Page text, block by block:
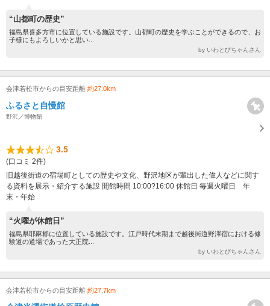
“山都町の歴史”
福島県喜多方市に位置している施設です。山都町の歴史を学ぶことができるので、お
子様にもよろしいかと思い...
by いわとびちゃんさん
会津若松市からの目安距離 約27.0km
ふるさと自慢館
野沢／博物館
3.5
(口コミ 2件)
旧越後街道の宿場町としての歴史や文化、野沢地区が輩出した偉人などに関す
る資料を展示・紹介する施設 開館時間 10:00?16:00 休館日 毎週火曜日 年
末・年始
“火曜が休館日”
福島県耶麻郡に位置している施設です。江戸時代末期まで越後街道野澤宿における修
験道の道場であった大正院...
by いわとびちゃんさん
会津若松市からの目安距離 約27.7km